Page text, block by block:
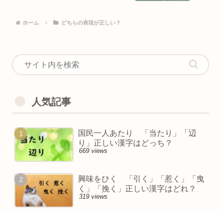
ホーム どちらの表現が正しい？
人気記事
国民一人あたり 「当たり」「辺
り」正しい漢字はどっち？
669 views
興味をひく 「引く」「惹く」「曳
く」「挽く」正しい漢字はどれ？
319 views